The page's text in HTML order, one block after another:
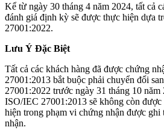
Kể từ ngày 30 tháng 4 năm 2024, tất cả
đánh giá định kỳ sẽ được thực hiện dựa
27001:2022.
Lưu Ý Đặc Biệt
Tất cả các khách hàng đã được chứng
27001:2013 bắt buộc phải chuyển đổi
27001:2022 trước ngày 31 tháng 10 năm
ISO/IEC 27001:2013 sẽ không còn
hiện trong phạm vi chứng nhận được
nhận.